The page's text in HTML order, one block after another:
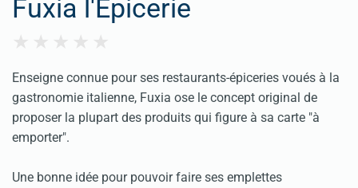
Fuxia l'Epicerie
Enseigne connue pour ses restaurants-épiceries voués à la
gastronomie italienne, Fuxia ose le concept original de
proposer la plupart des produits qui figure à sa carte "à
emporter".
Une bonne idée pour pouvoir faire ses emplettes